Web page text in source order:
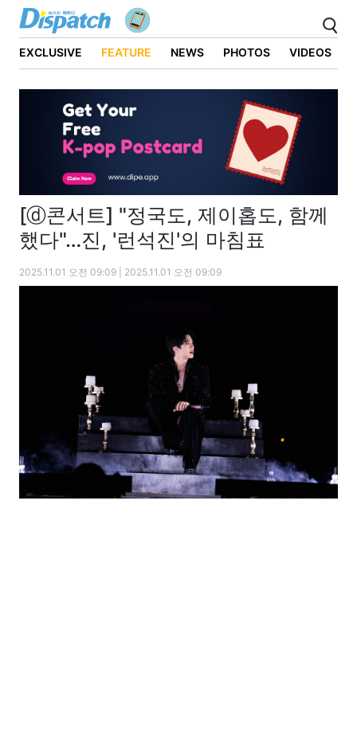
EXCLUSIVE FEATURE NEWS PHOTOS VIDEOS
[ⓓ콘서트] "정국도, 제이홉도, 함께
했다"…진, '런석진'의 마침표
2025.11.01 오전 09:09 | 2025.11.01 오전 09:09